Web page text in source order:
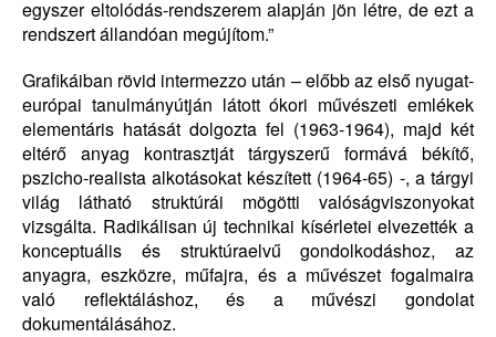
egyszer eltolódás-rendszerem alapján jön létre, de ezt a
rendszert állandóan megújítom.”
Grafikáiban rövid intermezzo után – előbb az első nyugat-
európai tanulmányútján látott ókori művészeti emlékek
elementáris hatását dolgozta fel (1963-1964), majd két
eltérő anyag kontrasztját tárgyszerű formává békítő,
pszicho-realista alkotásokat készített (1964-65) -, a tárgyi
világ látható struktúrái mögötti valóságviszonyokat
vizsgálta. Radikálisan új technikai kísérletei elvezették a
konceptuális és struktúraelvű gondolkodáshoz, az
anyagra, eszközre, műfajra, és a művészet fogalmaira
való reflektáláshoz, és a művészi gondolat
dokumentálásához.